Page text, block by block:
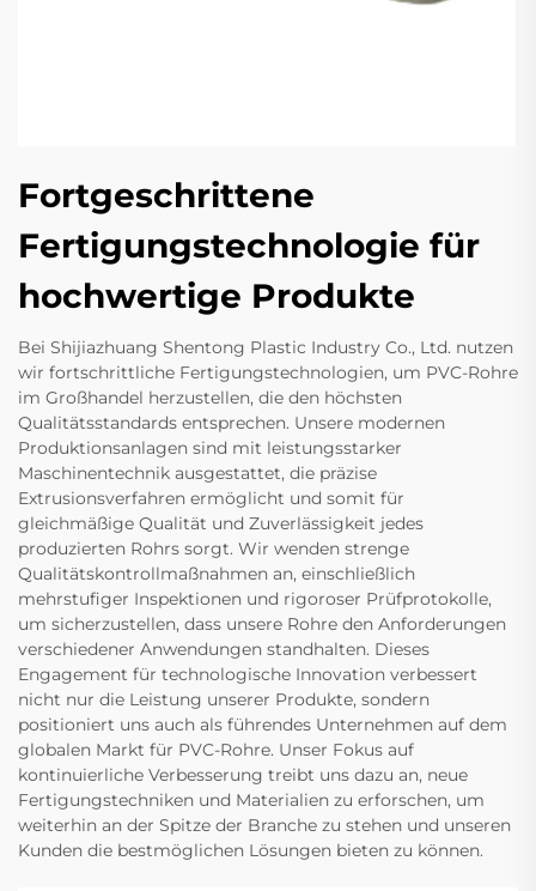
Fortgeschrittene
Fertigungstechnologie für
hochwertige Produkte
Bei Shijiazhuang Shentong Plastic Industry Co., Ltd. nutzen
wir fortschrittliche Fertigungstechnologien, um PVC-Rohre
im Großhandel herzustellen, die den höchsten
Qualitätsstandards entsprechen. Unsere modernen
Produktionsanlagen sind mit leistungsstarker
Maschinentechnik ausgestattet, die präzise
Extrusionsverfahren ermöglicht und somit für
gleichmäßige Qualität und Zuverlässigkeit jedes
produzierten Rohrs sorgt. Wir wenden strenge
Qualitätskontrollmaßnahmen an, einschließlich
mehrstufiger Inspektionen und rigoroser Prüfprotokolle,
um sicherzustellen, dass unsere Rohre den Anforderungen
verschiedener Anwendungen standhalten. Dieses
Engagement für technologische Innovation verbessert
nicht nur die Leistung unserer Produkte, sondern
positioniert uns auch als führendes Unternehmen auf dem
globalen Markt für PVC-Rohre. Unser Fokus auf
kontinuierliche Verbesserung treibt uns dazu an, neue
Fertigungstechniken und Materialien zu erforschen, um
weiterhin an der Spitze der Branche zu stehen und unseren
Kunden die bestmöglichen Lösungen bieten zu können.